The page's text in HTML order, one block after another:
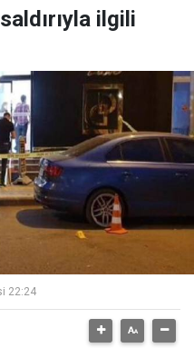
ilgili
22:24